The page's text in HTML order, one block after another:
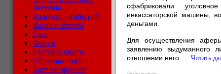
Легиона
Календарь событий
Каталог статей
Блог
Форум
Гостевая книга
Обратная связь
Каталог файлов
сфабриковали
инкассаторской машины,
деньгами.
Для осуществления
заявлению выдуманного
отношении него. ... Читать